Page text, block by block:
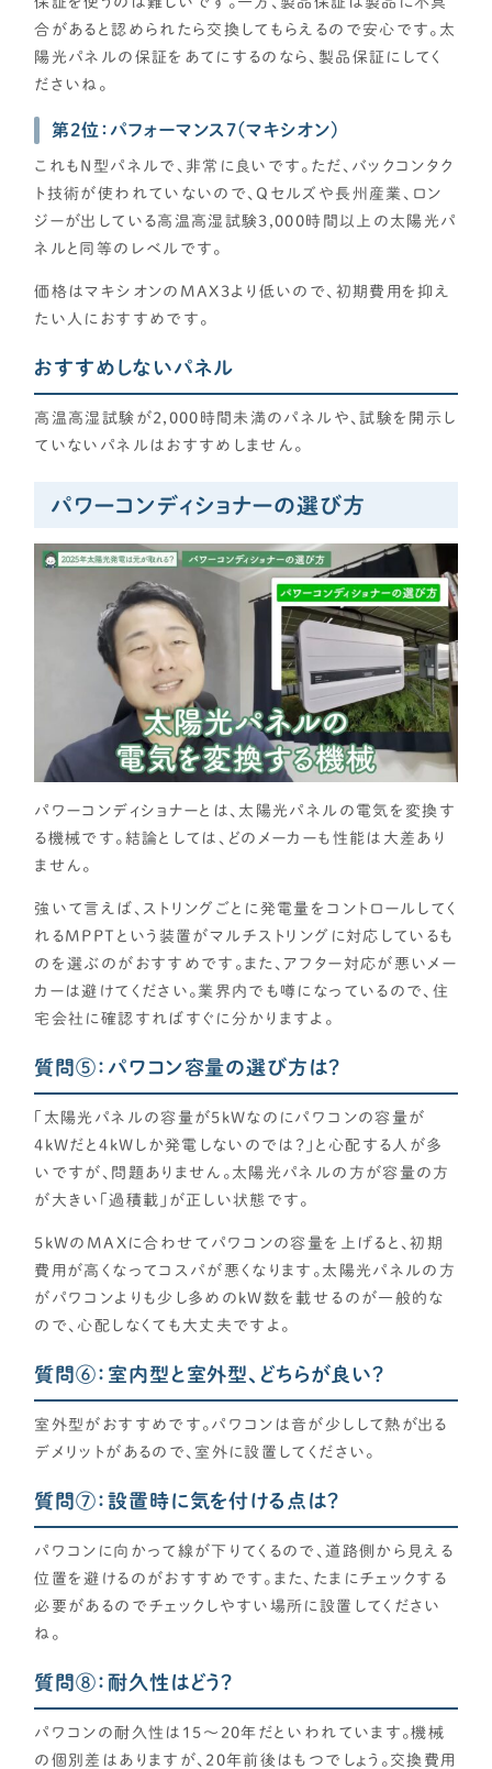
合があると認められたら交換してもらえるので安心です。太
陽光パネルの保証をあてにするのなら、製品保証にしてく
ださいね。
第2位：パフォーマンス7(マキシオン)
これもN型パネルで、非常に良いです。ただ、バックコンタク
ト技術が使われていないので、Qセルズや長州産業、ロン
ジーが出している高温高湿試験3,000時間以上の太陽光パ
ネルと同等のレベルです。
価格はマキシオンのMAX3より低いので、初期費用を抑え
たい人におすすめです。
おすすめしないパネル
高温高湿試験が2,000時間未満のパネルや、試験を開示し
ていないパネルはおすすめしません。
パワーコンディショナーの選び方
パワーコンディショナーとは、太陽光パネルの電気を変換す
る機械です。結論としては、どのメーカーも性能は大差あり
ません。
強いて言えば、ストリングごとに発電量をコントロールしてく
れるMPPTという装置がマルチストリングに対応しているも
のを選ぶのがおすすめです。また、アフター対応が悪いメー
カーは避けてください。業界内でも噂になっているので、住
宅会社に確認すればすぐに分かりますよ。
質問⑤：パワコン容量の選び方は？
「太陽光パネルの容量が5kWなのにパワコンの容量が
4kWだと4kWしか発電しないのでは？」と心配する人が多
いですが、問題ありません。太陽光パネルの方が容量の方
が大きい「過積載」が正しい状態です。
5kWのMAXに合わせてパワコンの容量を上げると、初期
費用が高くなってコスパが悪くなります。太陽光パネルの方
がパワコンよりも少し多めのkW数を載せるのが一般的な
ので、心配しなくても大丈夫ですよ。
質問⑥：室内型と室外型、どちらが良い？
室外型がおすすめです。パワコンは音が少しして熱が出る
デメリットがあるので、室外に設置してください。
質問⑦：設置時に気を付ける点は？
パワコンに向かって線が下りてくるので、道路側から見える
位置を避けるのがおすすめです。また、たまにチェックする
必要があるのでチェックしやすい場所に設置してください
ね。
質問⑧：耐久性はどう？
パワコンの耐久性は15～20年だといわれています。機械
の個別差はありますが、20年前後はもつでしょう。交換費用